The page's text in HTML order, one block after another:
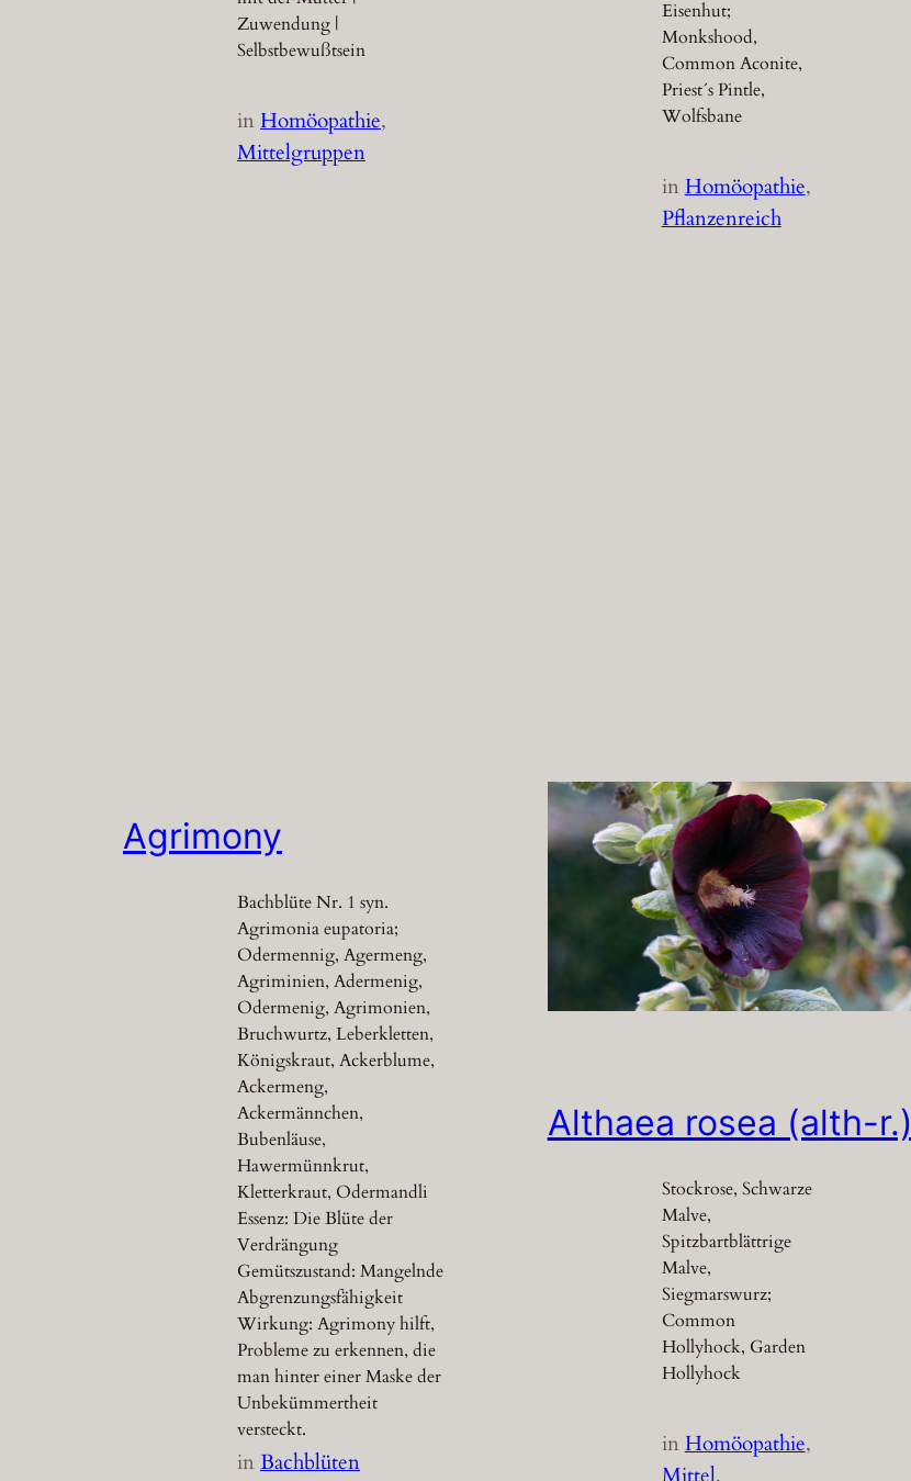
Zuwendung |
Selbstbewußtsein
inHomöopathie
Mittelgruppen
Eisenhut;
Monkshood,
Common Aconite,
Priest´s Pintle,
Wolfsbane
inHomöopathie
Pflanzenreich
Agrimony
Bachblüte Nr. 1 syn.
Agrimonia eupatoria;
Odermennig, Agermeng,
Agriminien, Adermenig,
Odermenig, Agrimonien,
Bruchwurtz, Leberkletten,
Königskraut, Ackerblume,
Ackermeng,
Ackermännchen,
Bubenläuse,
Hawermünnkrut,
Kletterkraut, Odermandli
Essenz: Die Blüte der
Verdrängung
Gemütszustand: Mangelnde
Abgrenzungsfähigkeit
Wirkung: Agrimony hilft,
Probleme zu erkennen, die
man hinter einer Maske der
Unbekümmertheit
versteckt.
inBachblüten
Althaea rosea (alth-r.)
Stockrose, Schwarze
Malve,
Spitzbartblättrige
Malve,
Siegmarswurz;
Common
Hollyhock, Garden
Hollyhock
inHomöopathie